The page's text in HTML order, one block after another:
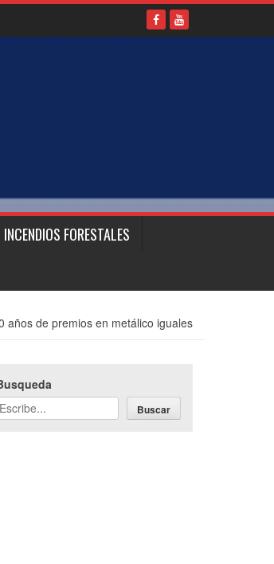
INCENDIOS FORESTALES
años de premios en metálico iguales
Buscar